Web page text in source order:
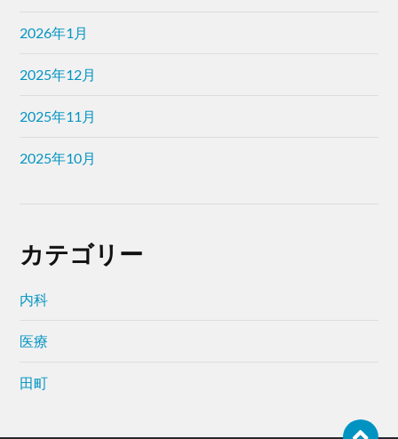
2026年1月
2025年12月
2025年11月
2025年10月
カテゴリー
内科
医療
田町